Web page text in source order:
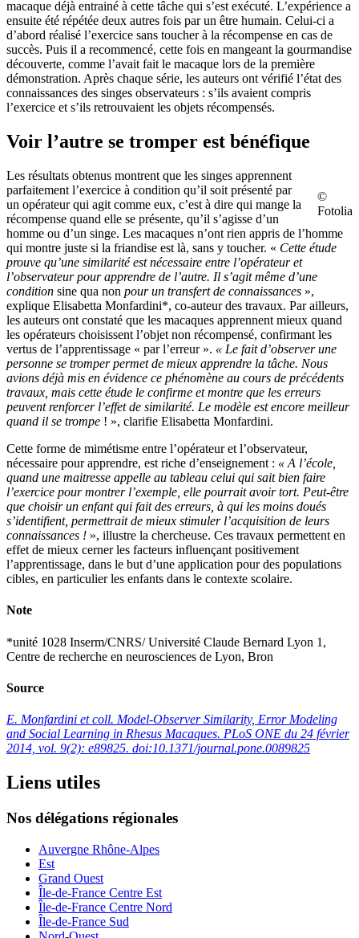
macaque déjà entrainé à cette tâche qui s’est exécuté. L’expérience a
ensuite été répétée deux autres fois par un être humain. Celui-ci a
d’abord réalisé l’exercice sans toucher à la récompense en cas de
succès. Puis il a recommencé, cette fois en mangeant la gourmandise
découverte, comme l’avait fait le macaque lors de la première
démonstration. Après chaque série, les auteurs ont vérifié l’état des
connaissances des singes observateurs : s’ils avaient compris
l’exercice et s’ils retrouvaient les objets récompensés.
Voir l’autre se tromper est bénéfique
©
Fotolia
Les résultats obtenus montrent que les singes apprennent
parfaitement l’exercice à condition qu’il soit présenté par
un opérateur qui agit comme eux, c’est à dire qui mange la
récompense quand elle se présente, qu’il s’agisse d’un
homme ou d’un singe. Les macaques n’ont rien appris de l’homme
qui montre juste si la friandise est là, sans y toucher. « Cette étude
prouve qu’une similarité est nécessaire entre l’opérateur et
l’observateur pour apprendre de l’autre. Il s’agit même d’une
condition sine qua non pour un transfert de connaissances »,
explique Elisabetta Monfardini*, co-auteur des travaux. Par ailleurs,
les auteurs ont constaté que les macaques apprennent mieux quand
les opérateurs choisissent l’objet non récompensé, confirmant les
vertus de l’apprentissage « par l’erreur ». « Le fait d’observer une
personne se tromper permet de mieux apprendre la tâche. Nous
avions déjà mis en évidence ce phénomène au cours de précédents
travaux, mais cette étude le confirme et montre que les erreurs
peuvent renforcer l’effet de similarité. Le modèle est encore meilleur
quand il se trompe ! », clarifie Elisabetta Monfardini.
Cette forme de mimétisme entre l’opérateur et l’observateur,
nécessaire pour apprendre, est riche d’enseignement : « A l’école,
quand une maitresse appelle au tableau celui qui sait bien faire
l’exercice pour montrer l’exemple, elle pourrait avoir tort. Peut-être
que choisir un enfant qui fait des erreurs, à qui les moins doués
s’identifient, permettrait de mieux stimuler l’acquisition de leurs
connaissances ! », illustre la chercheuse. Ces travaux permettent en
effet de mieux cerner les facteurs influençant positivement
l’apprentissage, dans le but d’une application pour des populations
cibles, en particulier les enfants dans le contexte scolaire.
Note
*unité 1028 Inserm/CNRS/ Université Claude Bernard Lyon 1,
Centre de recherche en neurosciences de Lyon, Bron
Source
E. Monfardini et coll. Model-Observer Similarity, Error Modeling
and Social Learning in Rhesus Macaques. PLoS ONE du 24 février
2014, vol. 9(2): e89825. doi:10.1371/journal.pone.0089825
Liens utiles
Nos délégations régionales
Auvergne Rhône-Alpes
Est
Grand Ouest
Île-de-France Centre Est
Île-de-France Centre Nord
Île-de-France Sud